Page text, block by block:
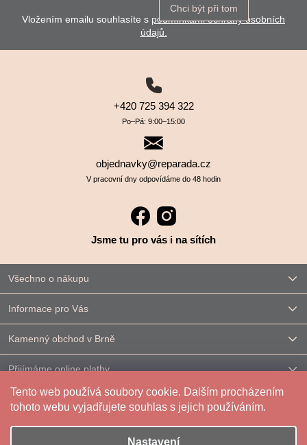
Tento web používá soubory cookie. Dalším procházením
tohoto webu vyjadřujete souhlas s jejich používáním.
Nastavení
Chci být při tom
Vložením emailu souhlasíte s podmínkami ochrany osobních
údajů.
+420 725 394 322
Po–⁠⁠⁠⁠⁠⁠Pá: 9:00–⁠⁠⁠⁠⁠⁠15:00
objednavky@reparada.cz
V pracovní dny odpovídáme do 48 hodin
Jsme tu pro vás i na sítích
Všechno o nákupu
Informace pro Vás
Kamenný obchod v Brně
Přijímáme online platby
Kontakt